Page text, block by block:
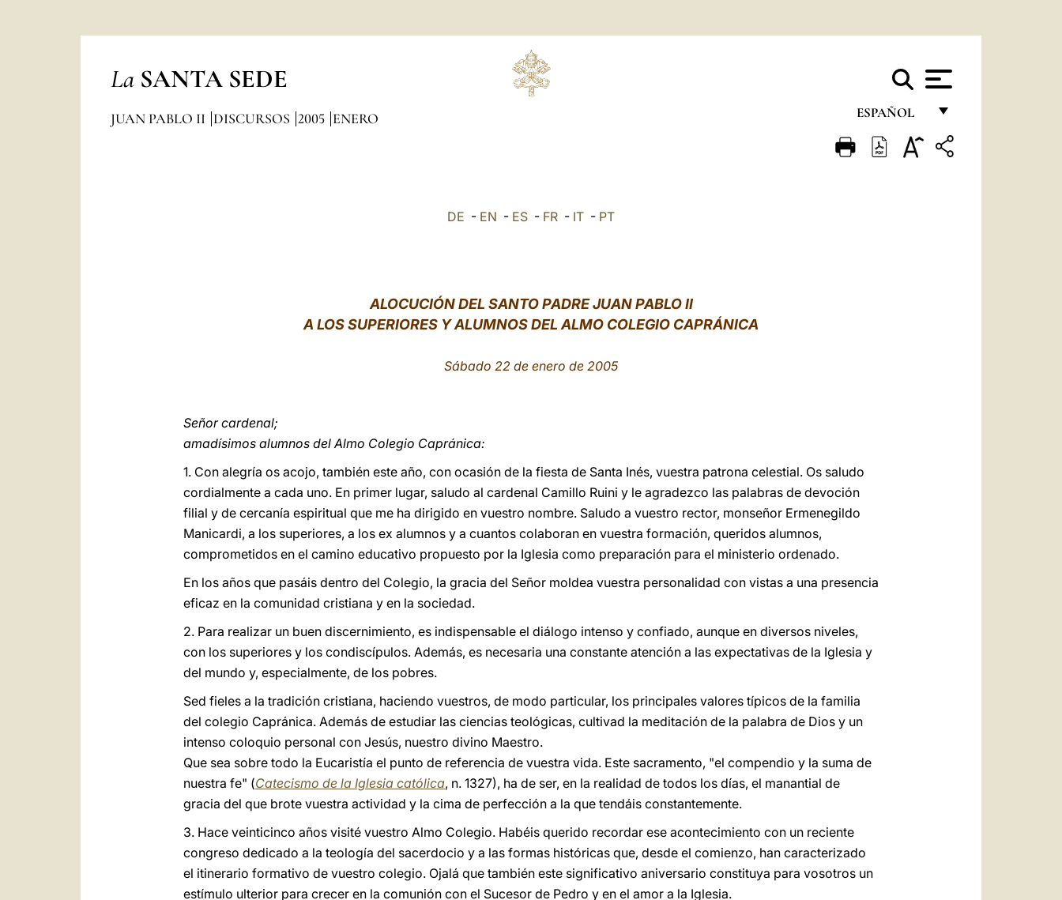
La SANTA SEDE
ESPAÑOL
FRANÇAIS
JUAN PABLO II DISCURSOS 2005 ENERO
DE - EN - ES - FR - IT - PT
ALOCUCIÓN DEL SANTO PADRE JUAN PABLO II
A LOS SUPERIORES Y ALUMNOS DEL ALMO COLEGIO CAPRÁNICA
Sábado 22 de enero de 2005
Señor cardenal;
amadísimos alumnos del Almo Colegio Capránica:
1. Con alegría os acojo, también este año, con ocasión de la fiesta de Santa Inés, vuestra patrona celestial. Os saludo
cordialmente a cada uno. En primer lugar, saludo al cardenal Camillo Ruini y le agradezco las palabras de devoción
filial y de cercanía espiritual que me ha dirigido en vuestro nombre. Saludo a vuestro rector, monseñor Ermenegildo
Manicardi, a los superiores, a los ex alumnos y a cuantos colaboran en vuestra formación, queridos alumnos,
comprometidos en el camino educativo propuesto por la Iglesia como preparación para el ministerio ordenado.
En los años que pasáis dentro del Colegio, la gracia del Señor moldea vuestra personalidad con vistas a una presencia
eficaz en la comunidad cristiana y en la sociedad.
2. Para realizar un buen discernimiento, es indispensable el diálogo intenso y confiado, aunque en diversos niveles,
con los superiores y los condiscípulos. Además, es necesaria una constante atención a las expectativas de la Iglesia y
del mundo y, especialmente, de los pobres.
Sed fieles a la tradición cristiana, haciendo vuestros, de modo particular, los principales valores típicos de la familia
del colegio Capránica. Además de estudiar las ciencias teológicas, cultivad la meditación de la palabra de Dios y un
intenso coloquio personal con Jesús, nuestro divino Maestro.
Que sea sobre todo la Eucaristía el punto de referencia de vuestra vida. Este sacramento, "el compendio y la suma de
nuestra fe" (Catecismo de la Iglesia católica, n. 1327), ha de ser, en la realidad de todos los días, el manantial de
gracia del que brote vuestra actividad y la cima de perfección a la que tendáis constantemente.
3. Hace veinticinco años visité vuestro Almo Colegio. Habéis querido recordar ese acontecimiento con un reciente
congreso dedicado a la teología del sacerdocio y a las formas históricas que, desde el comienzo, han caracterizado
el itinerario formativo de vuestro colegio. Ojalá que también este significativo aniversario constituya para vosotros un
estímulo ulterior para crecer en la comunión con el Sucesor de Pedro y en el amor a la Iglesia.